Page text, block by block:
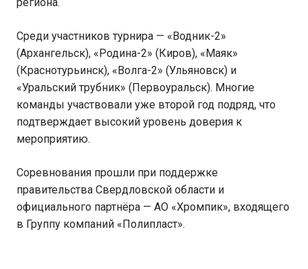
Среди участников турнира — «Водник-2»
(Архангельск), «Родина-2» (Киров), «Маяк»
(Краснотурьинск), «Волга-2» (Ульяновск) и
«Уральский трубник» (Первоуральск). Многие
команды участвовали уже второй год подряд, что
подтверждает высокий уровень доверия к
мероприятию.
Соревнования прошли при поддержке
правительства Свердловской области и
официального партнёра — АО «Хромпик», входящего
в Группу компаний «Полипласт».